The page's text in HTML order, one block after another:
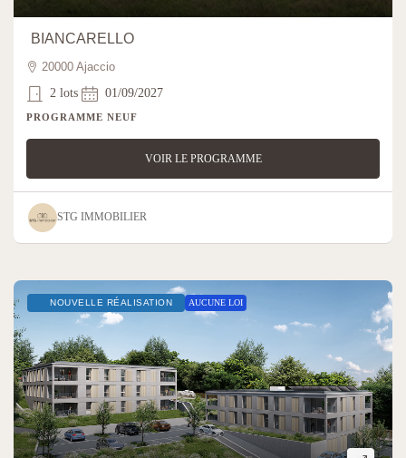
BIANCARELLO
20000 Ajaccio
2 lots
01/09/2027
PROGRAMME NEUF
VOIR LE PROGRAMME
STG IMMOBILIER
NOUVELLE RÉALISATION AUCUNE LOI